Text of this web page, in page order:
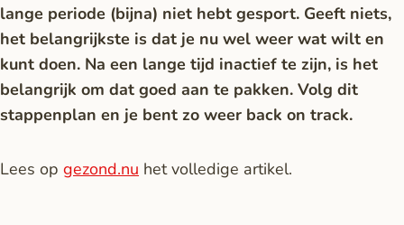
lange periode (bijna) niet hebt gesport. Geeft niets,
het belangrijkste is dat je nu wel weer wat wilt en
kunt doen. Na een lange tijd inactief te zijn, is het
belangrijk om dat goed aan te pakken. Volg dit
stappenplan en je bent zo weer back on track.
Lees op gezond.nu het volledige artikel.